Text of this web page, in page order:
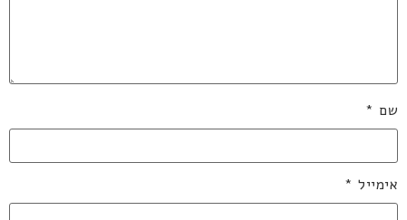
שם *
אימייל *